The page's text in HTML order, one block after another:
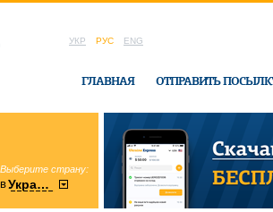
УКР РУС ENG
ГЛАВНАЯ ОТПРАВИТЬ
Выберите страну:
вУкраину
область:
Винницкая